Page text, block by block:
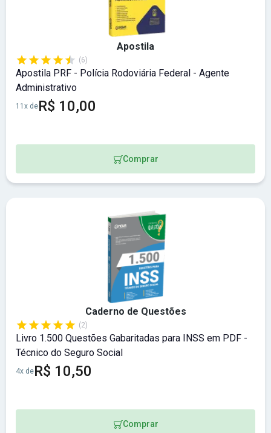
Apostila
(6)
Apostila PRF - Polícia Rodoviária Federal - Agente
Administrativo
11x deR$ 10,00
Comprar
Caderno de Questões
(2)
Livro 1.500 Questões Gabaritadas para INSS em PDF -
Técnico do Seguro Social
4x deR$ 10,50
Comprar